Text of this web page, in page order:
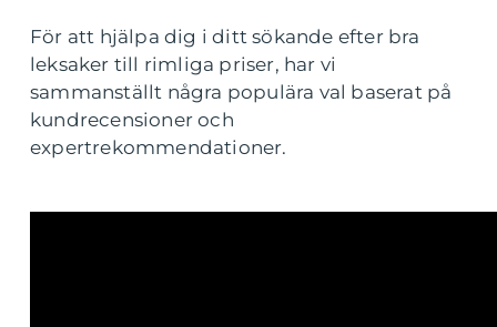
För att hjälpa dig i ditt sökande efter bra
leksaker till rimliga priser, har vi
sammanställt några populära val baserat på
kundrecensioner och
expertrekommendationer.